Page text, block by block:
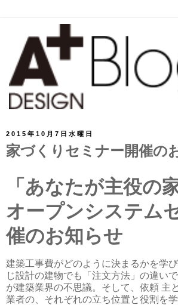
2015年10月7日水曜日
家づくりセミナー開催の
「あなたが主役の
オープンシステム
催のお知らせ
建築工事費がどのように決まるかを学び
じ設計の建物でも「注文方法」 の違い
が建築業界の不思議。そして、依頼 主
業者の、 それぞれの立ち位置と役割を学